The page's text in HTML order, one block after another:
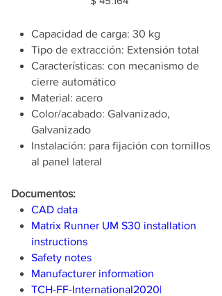
Capacidad de carga: 30 kg
Tipo de extracción: Extensión total
Características: con mecanismo de
cierre automático
Material: acero
Color/acabado: Galvanizado,
Galvanizado
Instalación: para fijación con tornillos
al panel lateral
Documentos:
CAD data
Matrix Runner UM S30 installation
instructions
Safety notes
Manufacturer information
TCH-FF-International2020|